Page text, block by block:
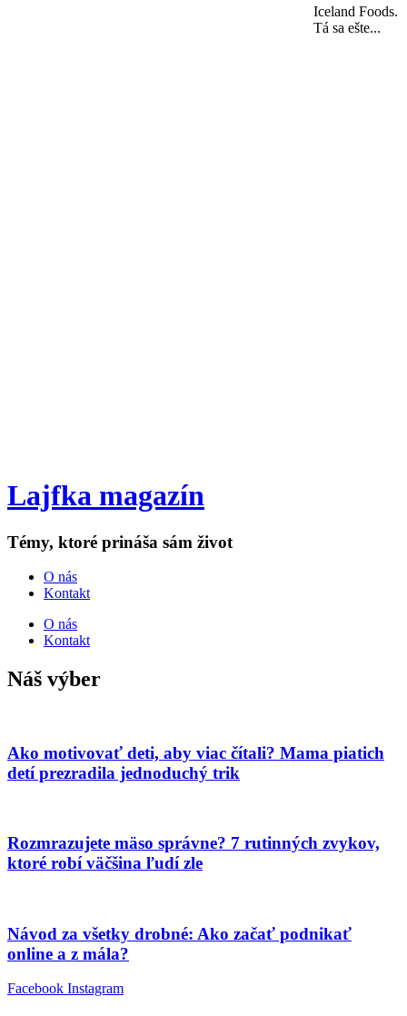
Iceland Foods.
Tá sa ešte...
Lajfka magazín
Témy, ktoré prináša sám život
O nás
Kontakt
O nás
Kontakt
Náš výber
Ako motivovať deti, aby viac čítali? Mama piatich
detí prezradila jednoduchý trik
Rozmrazujete mäso správne? 7 rutinných zvykov,
ktoré robí väčšina ľudí zle
Návod za všetky drobné: Ako začať podnikať
online a z mála?
Facebook Instagram